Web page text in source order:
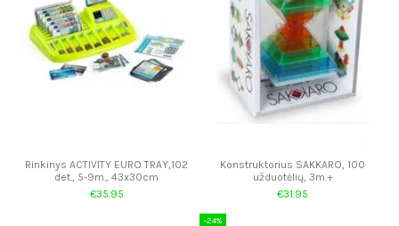
Rinkinys ACTIVITY EURO TRAY,102
det., 5-9m., 43x30cm
€35.95
Konstruktorius SAKKARO, 100
užduotėlių, 3m.+
€31.95
-24%